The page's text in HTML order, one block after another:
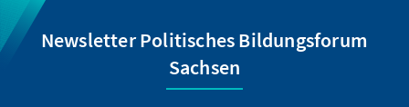
Newsletter Politisches Bildungsforum
Sachsen